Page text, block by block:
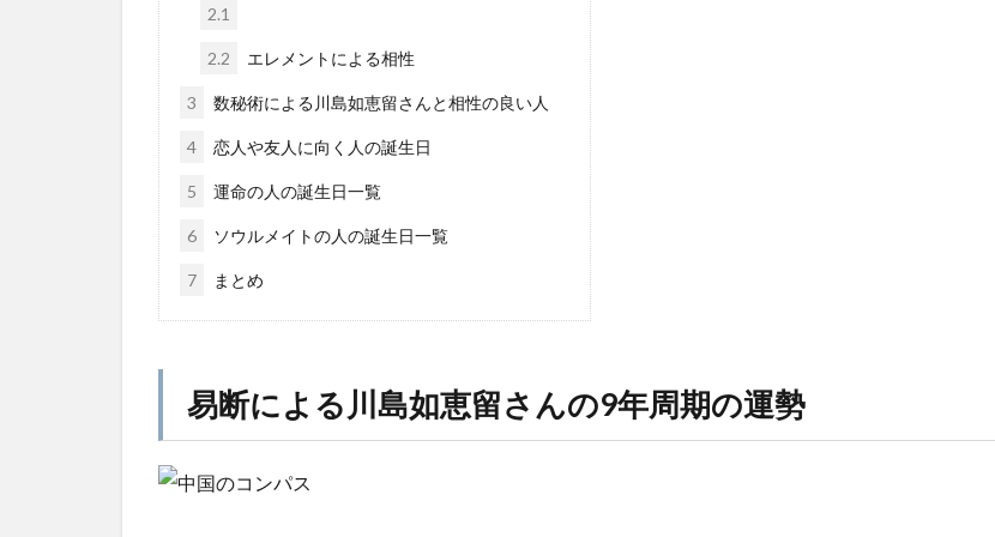
2.1
2.2 エレメントによる相性
3 数秘術による川島如恵留さんと相性の良い人
4 恋人や友人に向く人の誕生日
5 運命の人の誕生日一覧
6 ソウルメイトの人の誕生日一覧
7 まとめ
易断による川島如恵留さんの9年周期の運勢